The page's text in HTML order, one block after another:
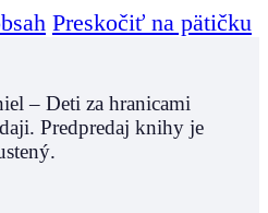
Preskočiť na pätičku
– Deti za hranicami
Predpredaj knihy je